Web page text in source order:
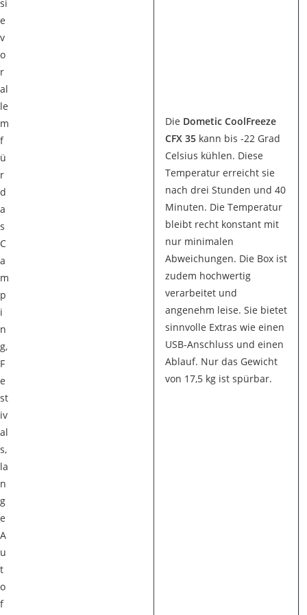
si
e
v
o
r
al
le
m
f
ü
r
d
a
s
C
a
m
p
i
n
g,
F
e
st
iv
al
s,
la
n
g
e
A
u
t
o
f
Die Dometic CoolFreeze
CFX 35 kann bis -22 Grad
Celsius kühlen. Diese
Temperatur erreicht sie
nach drei Stunden und 40
Minuten. Die Temperatur
bleibt recht konstant mit
nur minimalen
Abweichungen. Die Box ist
zudem hochwertig
verarbeitet und
angenehm leise. Sie bietet
sinnvolle Extras wie einen
USB-Anschluss und einen
Ablauf. Nur das Gewicht
von 17,5 kg ist spürbar.